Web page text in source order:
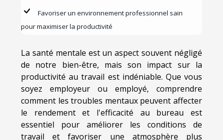
Favoriser un environnement professionnel sain
pour maximiser la productivité
La santé mentale est un aspect souvent négligé
de notre bien-être, mais son impact sur la
productivité au travail est indéniable. Que vous
soyez employeur ou employé, comprendre
comment les troubles mentaux peuvent affecter
le rendement et l'efficacité au bureau est
essentiel pour améliorer les conditions de
travail et favoriser une atmosphère plus